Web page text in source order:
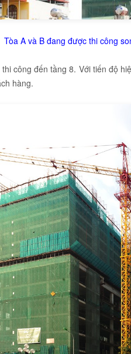
Tòa A và B đang được thi công
công đến tầng 8. Với tiến độ
hàng.